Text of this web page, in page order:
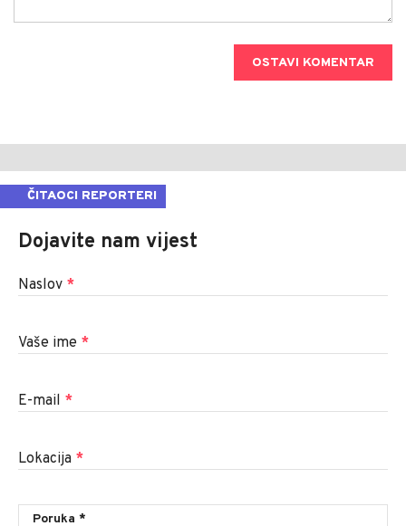
OSTAVI KOMENTAR
ČITAOCI REPORTERI
Dojavite nam vijest
Naslov *
Vaše ime *
E-mail *
Lokacija *